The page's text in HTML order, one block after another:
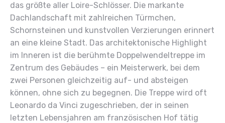
das größte aller Loire-Schlösser. Die markante
Dachlandschaft mit zahlreichen Türmchen,
Schornsteinen und kunstvollen Verzierungen erinnert
an eine kleine Stadt. Das architektonische Highlight
im Inneren ist die berühmte Doppelwendeltreppe im
Zentrum des Gebäudes – ein Meisterwerk, bei dem
zwei Personen gleichzeitig auf- und absteigen
können, ohne sich zu begegnen. Die Treppe wird oft
Leonardo da Vinci zugeschrieben, der in seinen
letzten Lebensjahren am französischen Hof tätig